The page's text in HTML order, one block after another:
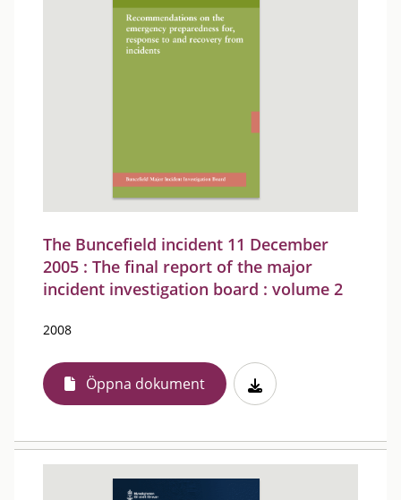
The Buncefield incident 11 December
2005 : The final report of the major
incident investigation board : volume 2
2008
Öppna dokument